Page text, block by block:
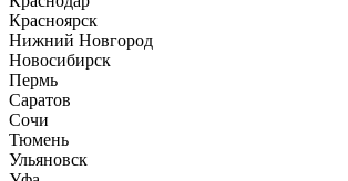
Красноярск
Нижний Новгород
Новосибирск
Пермь
Саратов
Сочи
Тюмень
Ульяновск